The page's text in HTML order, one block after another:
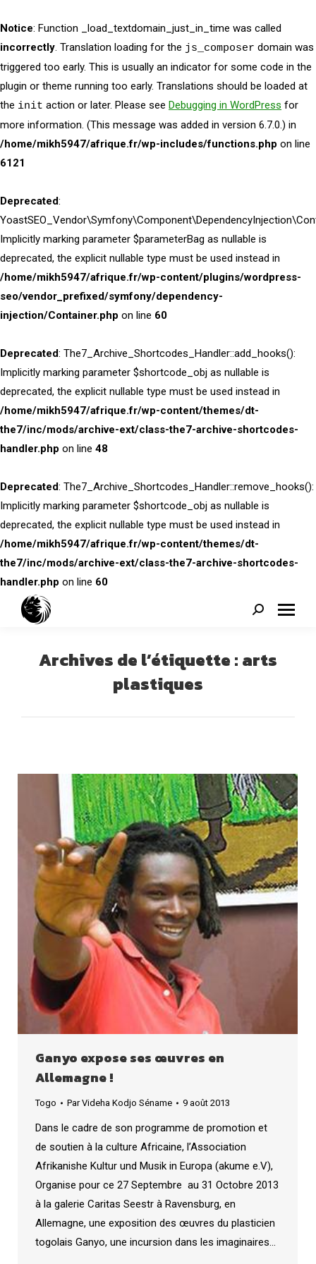
Notice: Function _load_textdomain_just_in_time was called
incorrectly. Translation loading for the js_composer domain was
triggered too early. This is usually an indicator for some code in the
plugin or theme running too early. Translations should be loaded at
the init action or later. Please see Debugging in WordPress for
more information. (This message was added in version 6.7.0.) in
/home/mikh5947/afrique.fr/wp-includes/functions.php on line
6121
Deprecated:
Implicitly marking parameter $parameterBag as nullable is
deprecated, the explicit nullable type must be used instead in
/home/mikh5947/afrique.fr/wp-content/plugins/wordpress-
seo/vendor_prefixed/symfony/dependency-
injection/Container.php on line 60
Deprecated: The7_Archive_Shortcodes_Handler::add_hooks():
Implicitly marking parameter $shortcode_obj as nullable is
deprecated, the explicit nullable type must be used instead in
/home/mikh5947/afrique.fr/wp-content/themes/dt-
the7/inc/mods/archive-ext/class-the7-archive-shortcodes-
handler.php on line 48
Deprecated: The7_Archive_Shortcodes_Handler::remove_hooks():
Implicitly marking parameter $shortcode_obj as nullable is
deprecated, the explicit nullable type must be used instead in
/home/mikh5947/afrique.fr/wp-content/themes/dt-
the7/inc/mods/archive-ext/class-the7-archive-shortcodes-
handler.php on line 60
Search:
Archives de l’étiquette : arts
plastiques
Ganyo expose ses œuvres en
Allemagne !
Togo ParVideha Kodjo Séname 9 août 2013
Dans le cadre de son programme de promotion et
de soutien à la culture Africaine, l’Association
Afrikanishe Kultur und Musik in Europa (akume e.V),
Organise pour ce 27 Septembre au 31 Octobre 2013
à la galerie Caritas Seestr à Ravensburg, en
Allemagne, une exposition des œuvres du plasticien
togolais Ganyo, une incursion dans les imaginaires…